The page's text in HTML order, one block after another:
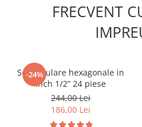
Chrysler
Citroen
FRECVENT
-24%
Set tubulare hexagonale in
inch 1/2” 24 piese
244,00 Lei
186,00 Lei